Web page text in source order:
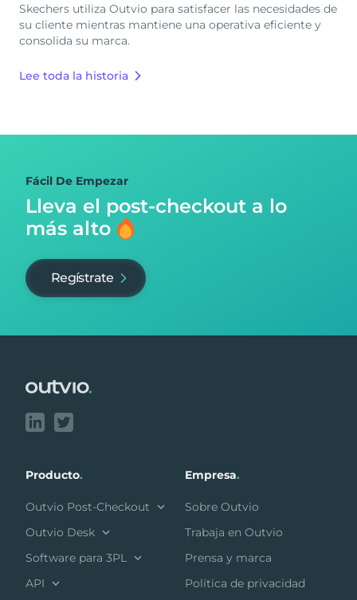
Skechers utiliza Outvio para satisfacer las necesidades de
su cliente mientras mantiene una operativa eficiente y
consolida su marca.
Lee toda la historia
Fácil De Empezar
Lleva el post-checkout a lo
más alto
Regístrate
Producto.
Outvio Post-Checkout
Outvio Desk
Software para 3PL
API
Empresa.
Sobre Outvio
Trabaja en Outvio
Prensa y marca
Política de privacidad